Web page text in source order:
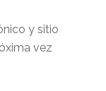
y sitio
vez